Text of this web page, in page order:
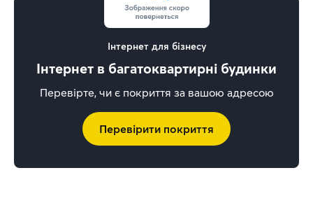
Інтернет для бізнесу
Інтернет в багатоквартирні будинки
Перевірте, чи є покриття за вашою адресою
Перевірити покриття